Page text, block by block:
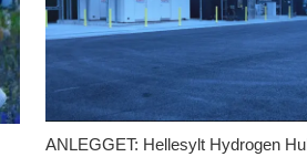
ANLEGGET: Hellesylt Hydrogen